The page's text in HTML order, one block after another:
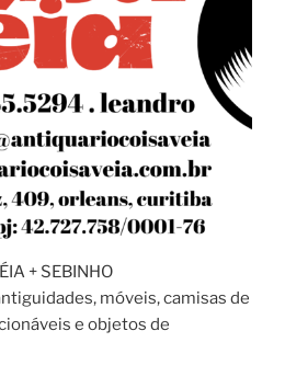
+ SEBINHO
móveis, camisas de
e objetos de